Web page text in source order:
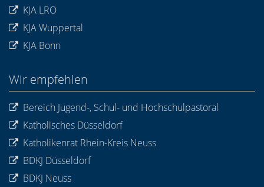
KJA LRO
KJA Wuppertal
KJA Bonn
Wir empfehlen
Bereich Jugend-, Schul- und Hochschulpastoral
Katholisches Düsseldorf
Katholikenrat Rhein-Kreis Neuss
BDKJ Düsseldorf
BDKJ Neuss